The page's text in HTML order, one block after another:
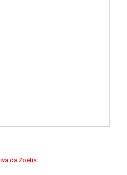
da Zoetis: